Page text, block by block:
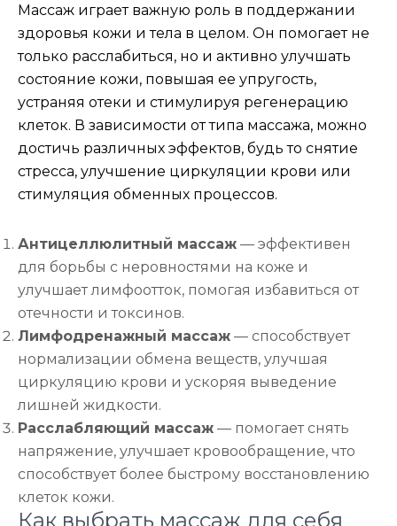
Массаж играет важную роль в поддержании
здоровья кожи и тела в целом. Он помогает не
только расслабиться, но и активно улучшать
состояние кожи, повышая ее упругость,
устраняя отеки и стимулируя регенерацию
клеток. В зависимости от типа массажа, можно
достичь различных эффектов, будь то снятие
стресса, улучшение циркуляции крови или
стимуляция обменных процессов.
Антицеллюлитный массаж — эффективен
для борьбы с неровностями на коже и
улучшает лимфоотток, помогая избавиться от
отечности и токсинов.
Лимфодренажный массаж — способствует
нормализации обмена веществ, улучшая
циркуляцию крови и ускоряя выведение
лишней жидкости.
Расслабляющий массаж — помогает снять
напряжение, улучшает кровообращение, что
способствует более быстрому восстановлению
клеток кожи.
Как выбрать массаж для себя